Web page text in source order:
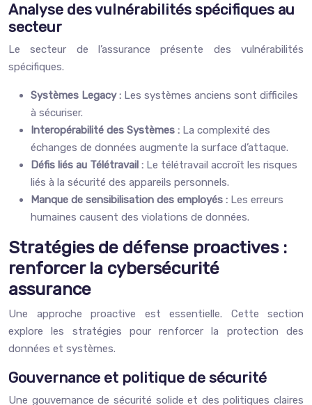
Analyse des vulnérabilités spécifiques au
secteur
Le secteur de l’assurance présente des vulnérabilités
spécifiques.
Systèmes Legacy : Les systèmes anciens sont difficiles
à sécuriser.
Interopérabilité des Systèmes : La complexité des
échanges de données augmente la surface d’attaque.
Défis liés au Télétravail : Le télétravail accroît les risques
liés à la sécurité des appareils personnels.
Manque de sensibilisation des employés : Les erreurs
humaines causent des violations de données.
Stratégies de défense proactives :
renforcer la cybersécurité
assurance
Une approche proactive est essentielle. Cette section
explore les stratégies pour renforcer la protection des
données et systèmes.
Gouvernance et politique de sécurité
Une gouvernance de sécurité solide et des politiques claires